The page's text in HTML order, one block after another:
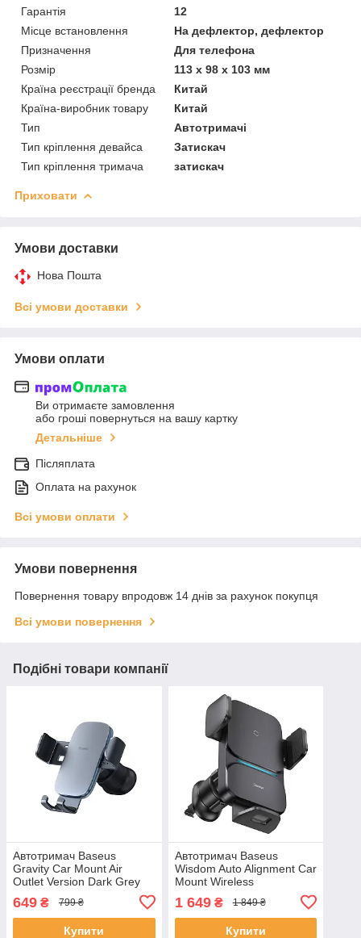
Гарантія
12
Місце встановлення
На дефлектор, дефлектор
Призначення
Для телефона
Розмір
113 х 98 х 103 мм
Країна реєстрації бренда
Китай
Країна-виробник товару
Китай
Тип
Автотримачі
Тип кріплення девайса
Затискач
Тип кріплення тримача
затискач
Приховати
Умови доставки
Нова Пошта
Всі умови доставки
Умови оплати
Ви отримаєте замовлення
або гроші повернуться на вашу картку
Детальніше
Післяплата
Оплата на рахунок
Всі умови оплати
Умови повернення
Повернення товару впродовж 14 днів за рахунок покупця
Всі умови повернення
Подібні товари компанії
Автотримач Baseus
Gravity Car Mount Air
Outlet Version Dark Grey
649 ₴ 799 ₴
Купити
Автотримач Baseus
Wisdom Auto Alignment Car
Mount Wireless
Outlet base) Black
CGZX000001
1 649₴ 1 849 ₴
Купити